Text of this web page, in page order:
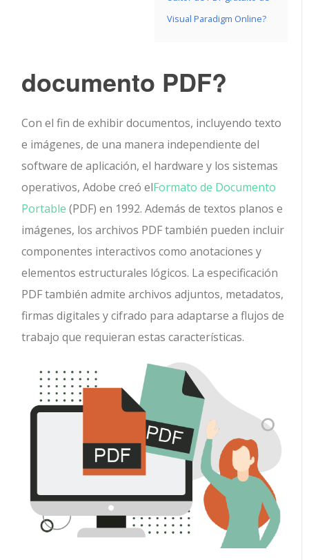
Visual Paradigm Online?
documento PDF?
Con el fin de exhibir documentos, incluyendo texto
e imágenes, de una manera independiente del
software de aplicación, el hardware y los sistemas
operativos, Adobe creó elFormato de Documento
Portable (PDF) en 1992. Además de textos planos e
imágenes, los archivos PDF también pueden incluir
componentes interactivos como anotaciones y
elementos estructurales lógicos. La especificación
PDF también admite archivos adjuntos, metadatos,
firmas digitales y cifrado para adaptarse a flujos de
trabajo que requieran estas características.